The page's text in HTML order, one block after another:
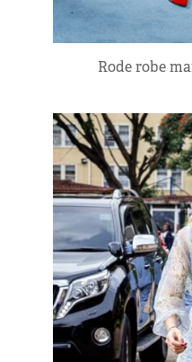
Rode robe